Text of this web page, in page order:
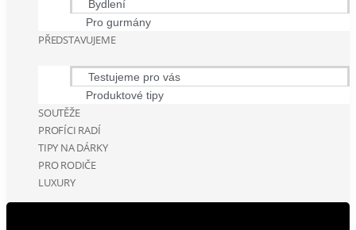
Bydlení
Pro gurmány
PŘEDSTAVUJEME
Testujeme pro vás
Produktové tipy
SOUTĚŽE
PROFÍCI RADÍ
TIPY NA DÁRKY
PRO RODIČE
LUXURY